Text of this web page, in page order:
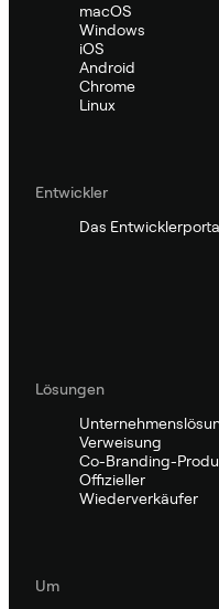
macOS
Windows
iOS
Android
Chrome
Linux
Entwickler
Das
Lösungen
Verweisung
Co-Branding-
Offizieller
Wiederverkäufer
Um